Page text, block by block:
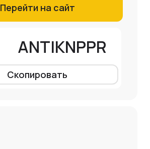
Перейти на сайт
Скопировать
ANTIKNPPR